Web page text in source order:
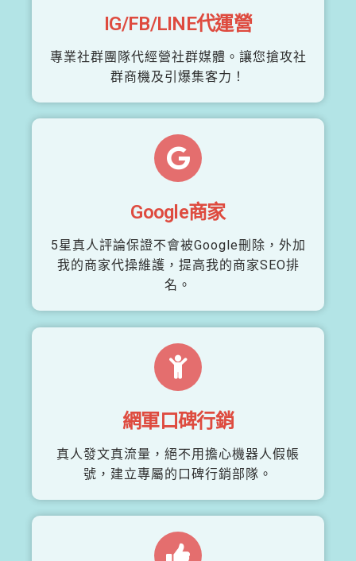
IG/FB/LINE代運營
專業社群團隊代經營社群媒體。讓您搶攻社
群商機及引爆集客力！
Google商家
5星真人評論保證不會被Google刪除，外加
我的商家代操維護，提高我的商家SEO排
名。
網軍口碑行銷
真人發文真流量，絕不用擔心機器人假帳
號，建立專屬的口碑行銷部隊。